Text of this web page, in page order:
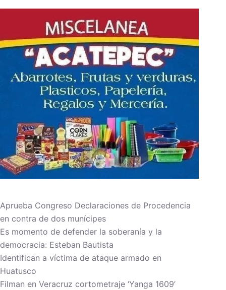
Aprueba Congreso Declaraciones de Procedencia
en contra de dos munícipes
Es momento de defender la soberanía y la
democracia: Esteban Bautista
Identifican a víctima de ataque armado en
Huatusco
Filman en Veracruz cortometraje ‘Yanga 1609’